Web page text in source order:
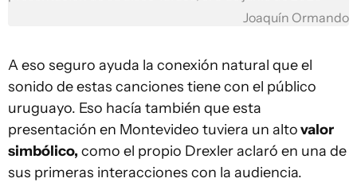
Joaquín Ormando
A eso seguro ayuda la conexión natural que el
sonido de estas canciones tiene con el público
uruguayo. Eso hacía también que esta
presentación en Montevideo tuviera un altovalor
simbólico, como el propio Drexler aclaró en una de
sus primeras interacciones con la audiencia.